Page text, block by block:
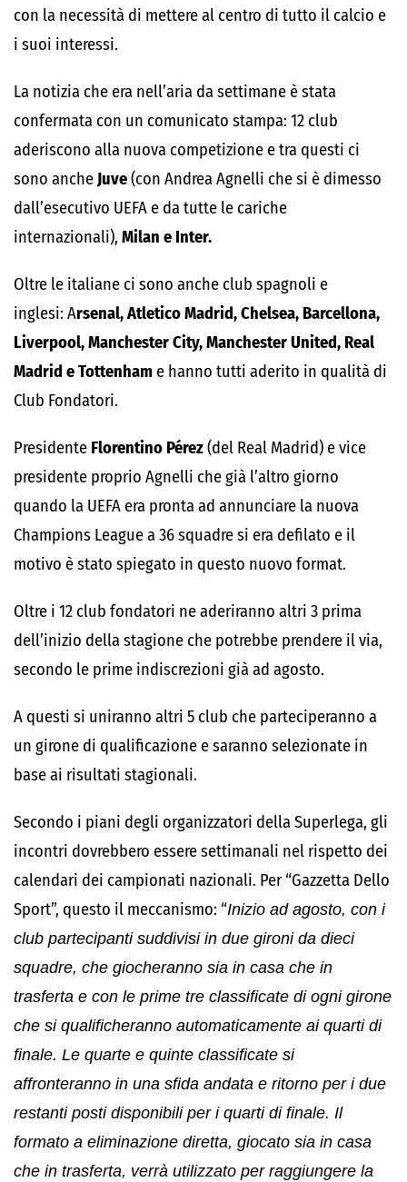
con la necessità di mettere al centro di tutto il calcio e
i suoi interessi.
La notizia che era nell’aria da settimane è stata
confermata con un comunicato stampa: 12 club
aderiscono alla nuova competizione e tra questi ci
sono anche Juve(con Andrea Agnelli che si è dimesso
dall’esecutivo UEFA e da tutte le cariche
internazionali), Milan e Inter.
Oltre le italiane ci sono anche club spagnoli e
inglesi: Arsenal, Atletico Madrid, Chelsea, Barcellona,
Liverpool, Manchester City, Manchester United, Real
Madrid e Tottenham e hanno tutti aderito in qualità di
Club Fondatori.
Presidente Florentino Pérez(del Real Madrid) e vice
presidente proprio Agnelli che già l’altro giorno
quando la UEFA era pronta ad annunciare la nuova
Champions League a 36 squadre si era defilato e il
motivo è stato spiegato in questo nuovo format.
Oltre i 12 club fondatori ne aderiranno altri 3 prima
dell’inizio della stagione che potrebbe prendere il via,
secondo le prime indiscrezioni già ad agosto.
A questi si uniranno altri 5 club che parteciperanno a
un girone di qualificazione e saranno selezionate in
base ai risultati stagionali.
Secondo i piani degli organizzatori della Superlega, gli
incontri dovrebbero essere settimanali nel rispetto dei
calendari dei campionati nazionali. Per “Gazzetta Dello
Sport”, questo il meccanismo: “Inizio ad agosto, con i
club partecipanti suddivisi in due gironi da dieci
squadre, che giocheranno sia in casa che in
trasferta e con le prime tre classificate di ogni girone
che si qualificheranno automaticamente ai quarti di
finale. Le quarte e quinte classificate si
affronteranno in una sfida andata e ritorno per i due
restanti posti disponibili per i quarti di finale. Il
formato a eliminazione diretta, giocato sia in casa
che in trasferta, verrà utilizzato per raggiungere la